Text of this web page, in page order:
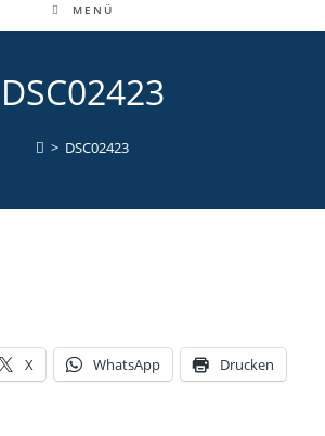
MENÜ
DSC02423
> DSC02423
X WhatsApp Drucken